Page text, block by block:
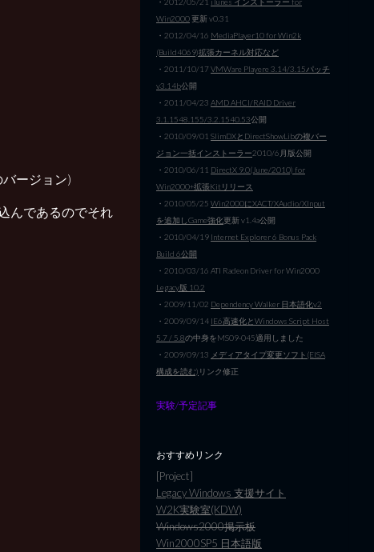
ージョン)
んであるのでそれ
Win2000更新 v0.31
・2012/04/16 MediaPlayer10 for Win2k
(Build4069)拡張カーネル対応など
・2011/10/17VMWare Playere 3.14/3.15パッチ
v3.14b公開
・2011/04/23 AMD AHCI/RAID Driver
3.1.1548.155/3.2.1540.53公開
・2010/09/01 SlimDXとDirectShowLibの複バー
ジョン一括インストーラー2010/6月版公開
・2010/06/11 DirectX 9.0(June/2010) for
Win2000+拡張Kitリリース
・2010/05/25 Win2000にXACT/XAudio/XInput
を追加しGame強化更新 v1.4a公開
・2010/04/19 Internet Explorer 6 Bonus Pack
Build 6公開
・2010/03/16 ATI Radeon Driver for Win2000
Legacy版 10.2
・2009/11/02 Dependency Walker 日本語化v2
・2009/09/14 IE6高速化とWindows Script Host
5.7 / 5.8の中身をMS09-045適用しました
・2009/09/13 メディアタイプ変更ソフト(EISA
構成を読む) リンク修正
実験/予定記事
おすすめリンク
[Project]
Legacy Windows 支援サイト
W2K実験室(KDW)
Windows2000掲示板
Win2000SP5 日本語版